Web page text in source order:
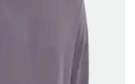
Kot ve Chino Pantolonları
Rehberi
için tasarladığı jean ve chino
yorumlarını ve performansını
yapmanız için detaylı bilgi